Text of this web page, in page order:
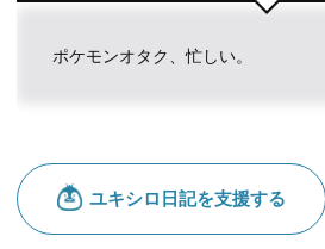
ポケモンオタク、忙しい。